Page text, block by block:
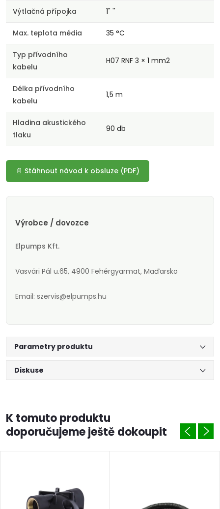
Výtlačná přípojka 1" ''
Max. teplota média 35 °C
Typ přívodního
kabelu
H07 RNF 3 × 1 mm2
Délka přívodního
kabelu
1,5 m
Hladina akustického
tlaku
90 db
📄 Stáhnout návod k obsluze (PDF)
Výrobce / dovozce
Elpumps Kft.
Vasvári Pál u.65, 4900 Fehérgyarmat, Maďarsko
Email: szervis@elpumps.hu
Parametry produktu
Diskuse
K tomuto produktu
doporučujeme ještě dokoupit